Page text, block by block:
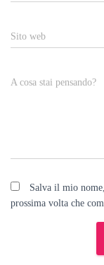
Sito web
A cosa stai pensando?
Salva il mio
prossima volta che